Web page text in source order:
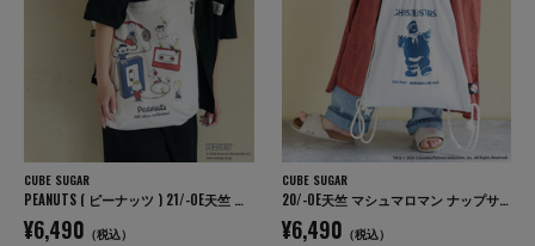
CUBE SUGAR
PEANUTS ( ピーナッツ ) 21/-OE天竺 ミュージック トートバッグ
¥6,490 （税込）
CUBE SUGAR
20/-OE天竺 マシュマロマン ナップサック トートバッグ
¥6,490 （税込）